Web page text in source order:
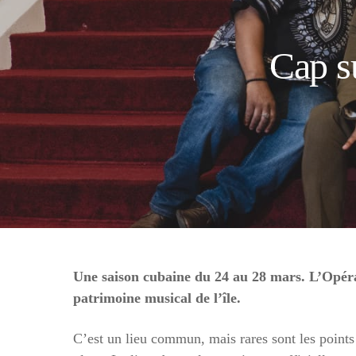
Cap
Une saison cubaine du 24 au 28 mars.
patrimoine musical de l’île.
C’est un lieu commun, mais rares sont les